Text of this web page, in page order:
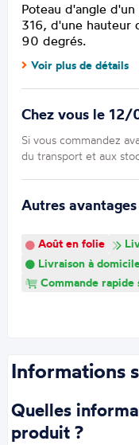
Poteau d'angle
316, d'une hauteur
90 degrés.
Voir plus de détails
Chez vous le 12/
Si vous commandez
du transport et aux
Autres avantages
Août en folie
Livraison à
Commande rapide
Informations
Quelles
produit ?